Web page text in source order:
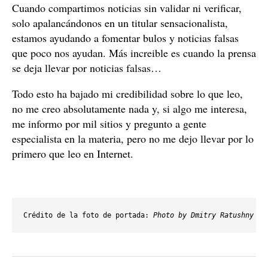
Cuando compartimos noticias sin validar ni verificar,
solo apalancándonos en un titular sensacionalista,
estamos ayudando a fomentar bulos y noticias falsas
que poco nos ayudan. Más increible es cuando la prensa
se deja llevar por noticias falsas…
Todo esto ha bajado mi credibilidad sobre lo que leo,
no me creo absolutamente nada y, si algo me interesa,
me informo por mil sitios y pregunto a gente
especialista en la materia, pero no me dejo llevar por lo
primero que leo en Internet.
Crédito de la foto de portada: Photo by Dmitry Ratushny on